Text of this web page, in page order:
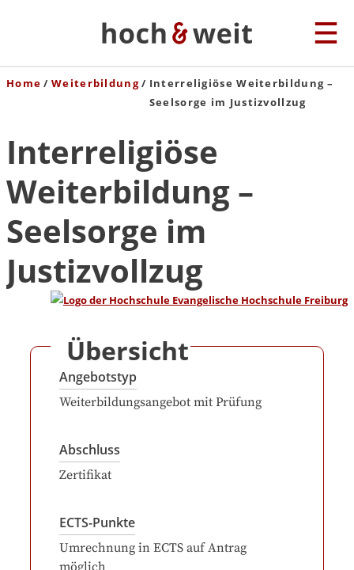
Home Weiterbildung
Interreligiöse Weiterbildung –
Seelsorge im Justizvollzug
Interreligiöse
Weiterbildung –
Seelsorge im
Justizvollzug
Übersicht
Angebotstyp
Weiterbildungsangebot mit Prüfung
Abschluss
Zertifikat
ECTS-Punkte
Umrechnung in ECTS auf Antrag
möglich